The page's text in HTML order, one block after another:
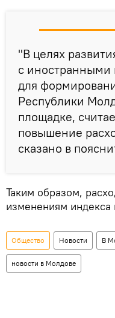
"В целях
с иностранными
для
Республики
площадке,
повышение
сказано в
Таким образом,
изменениям индекса
Общество Новости В
новости в Молдове